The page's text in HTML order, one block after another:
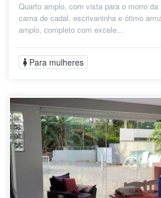
Quarto amplo, com vista para o morro
cama de cadal, escrivaninha e ótimo
amplo, completo com excele...
Para mulheres